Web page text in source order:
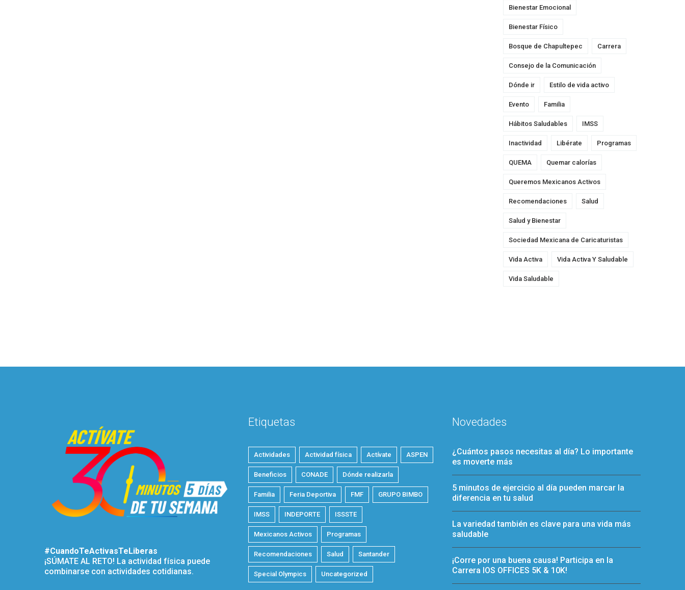
Bienestar Emocional
Bienestar Físico
Bosque de Chapultepec Carrera
Consejo de la Comunicación
Dónde ir Estilo de vida activo
Evento Familia
Hábitos Saludables IMSS
Inactividad Libérate Programas
QUEMA Quemar calorías
Queremos Mexicanos Activos
Recomendaciones Salud
Salud y Bienestar
Sociedad Mexicana de Caricaturistas
Vida Activa Vida Activa Y Saludable
Vida Saludable
#CuandoTeActivasTeLiberas
¡SÚMATE AL RETO! La actividad física puede
combinarse con actividades cotidianas.
Etiquetas
Actividades Actividad física Actívate ASPEN
Beneficios CONADE Dónde realizarla
Familia Feria Deportiva FMF GRUPO BIMBO
IMSS INDEPORTE ISSSTE
Mexicanos Activos Programas
Recomendaciones Salud Santander
Special Olympics Uncategorized
Novedades
¿Cuántos pasos necesitas al día? Lo importante
es moverte más
5 minutos de ejercicio al día pueden marcar la
diferencia en tu salud
La variedad también es clave para una vida más
saludable
¡Corre por una buena causa! Participa en la
Carrera IOS OFFICES 5K & 10K!